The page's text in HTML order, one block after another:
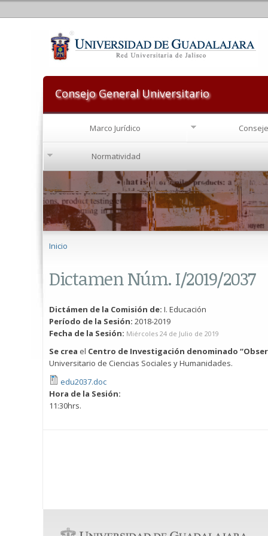
Consejo General Universitario
Marco Jurídico
Normatividad
Inicio
Dictamen Núm. I/2019/2037
Dictámen de la Comisión de: I. Educación
Período de la Sesión: 2018-2019
Fecha de la Sesión: Miércoles 24 de Julio de 2019
Se crea el Centro de Investigación denominado
Universitario de Ciencias Sociales y Humanidades.
edu2037.doc
Hora de la Sesión:
11:30hrs.